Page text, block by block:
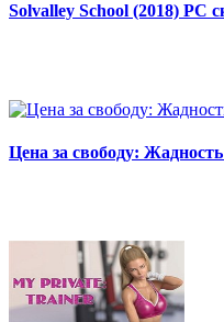
Solvalley School (2018) PC
Цена за свободу: